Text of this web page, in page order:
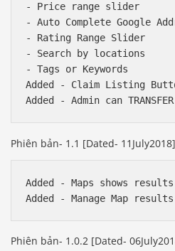
- Price range slider
- Auto Complete Google
- Rating Range Slider
- Search by locations
- Tags or Keywords
Added - Claim Listing
Phiên bản- 1.1 [Dated- 11July2018]
Added - Maps shows
Phiên bản- 1.0.2 [Dated-